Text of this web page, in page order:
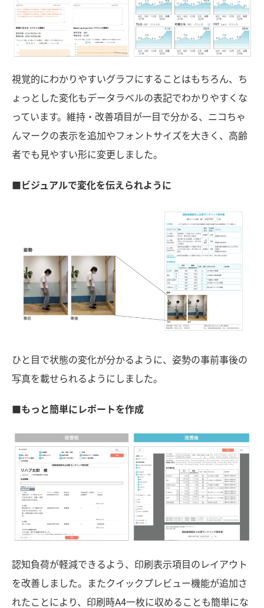
視覚的にわかりやすいグラフにすることはもちろん、ち
ょっとした変化もデータラベルの表記でわかりやすくな
っています。維持・改善項目が一目で分かる、ニコちゃ
んマークの表示を追加やフォントサイズを大きく、高齢
者でも見やすい形に変更しました。
■ビジュアルで変化を伝えられように
ひと目で状態の変化が分かるように、姿勢の事前事後の
写真を載せられるようにしました。
■もっと簡単にレポートを作成
認知負荷が軽減できるよう、印刷表示項目のレイアウト
を改善しました。またクイックプレビュー機能が追加さ
れたことにより、印刷時A4一枚に収めることも簡単にな